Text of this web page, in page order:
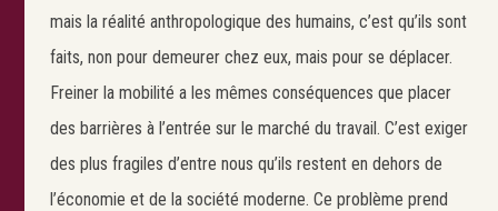
mais la réalité anthropologique des humains, c’est qu’ils sont
faits, non pour demeurer chez eux, mais pour se déplacer.
Freiner la mobilité a les mêmes conséquences que placer
des barrières à l’entrée sur le marché du travail. C’est exiger
des plus fragiles d’entre nous qu’ils restent en dehors de
l’économie et de la société moderne. Ce problème prend